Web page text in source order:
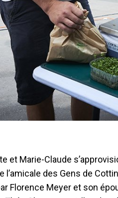
et Marie-Claude
l’amicale des Gens de
Florence Meyer et son